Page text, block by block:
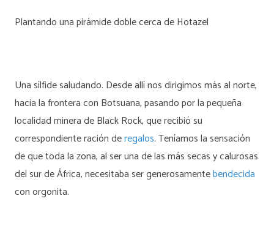
Plantando una pirámide doble cerca de Hotazel
Una sílfide saludando. Desde allí nos dirigimos más al norte,
hacia la frontera con Botsuana, pasando por la pequeña
localidad minera de Black Rock, que recibió su
correspondiente ración deregalos. Teníamos la sensación
de que toda la zona, al ser una de las más secas y calurosas
del sur de África, necesitaba ser generosamentebendecida
con orgonita.